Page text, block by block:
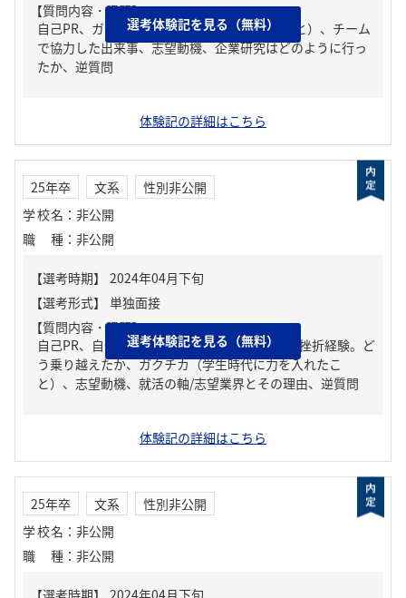
【質問内容・課題】
自己PR、ガクチカ（学生時代に力を入れたこと）、チーム
で協力した出来事、志望動機、企業研究はどのように行っ
たか、逆質問
選考体験記を見る（無料）
体験記の詳細はこちら
25年卒 文系
性別非公開
学校名 ： 非公開
職種 ： 非公開
【質問内容・課題】
自己PR、自分の強み/弱み、人生の中で大きな挫折経験。ど
う乗り越えたか、ガクチカ（学生時代に力を入れたこ
と）、志望動機、就活の軸/志望業界とその理由、逆質問
選考体験記を見る（無料）
体験記の詳細はこちら
25年卒 文系
性別非公開
学校名 ： 非公開
職種 ： 非公開